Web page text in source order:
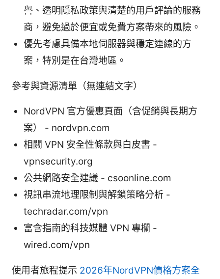
譽、透明隱私政策與清楚的用戶評論的服務
商，避免過於便宜或免費方案帶來的風險。
優先考慮具備本地伺服器與穩定連線的方
案，特別是在台灣地區。
參考與資源清單（無連結文字）
NordVPN 官方優惠頁面（含促銷與長期方
案） - nordvpn.com
相關 VPN 安全性條款與白皮書 -
vpnsecurity.org
公共網路安全建議 - csoonline.com
視訊串流地理限制與解鎖策略分析 -
techradar.com/vpn
富含指南的科技媒體 VPN 專欄 -
wired.com/vpn
使用者旅程提示 2026年NordVPN價格方案全